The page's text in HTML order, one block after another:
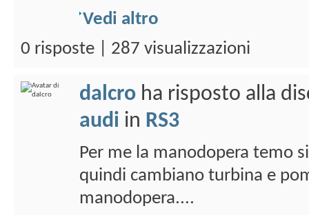
Vedi altro
0 risposte | 287 visualizzazioni
dalcro ha risposto alla
audi in RS3
Per me la manodopera temo
quindi cambiano turbina e
manodopera....